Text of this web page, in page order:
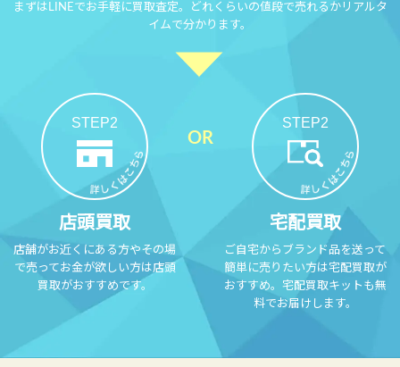
まずはLINEでお手軽に買取査定。どれくらいの値段で売れるかリアルタ
イムで分かります。
STEP2
店頭買取
店舗がお近くにある方やその場
で売ってお金が欲しい方は店頭
買取がおすすめです。
STEP2
宅配買取
ご自宅からブランド品を送って
簡単に売りたい方は宅配買取が
おすすめ。宅配買取キットも無
料でお届けします。